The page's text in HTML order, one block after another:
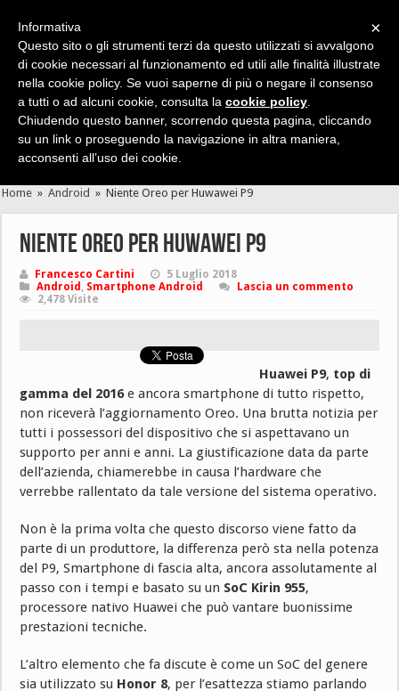
Cerca velocemente news, recensioni, guide, app, giochi ...
Home » Android » Niente Oreo per Huwawei P9
Niente Oreo per Huwawei P9
Francesco Cartini
5 Luglio 2018
Android , Smartphone Android
Lascia un commento
2,478 Visite
Huawei P9, top di
gamma del 2016e ancora smartphone di tutto rispetto,
non riceverà l’aggiornamento Oreo. Una brutta notizia per
tutti i possessori del dispositivo che si aspettavano un
supporto per anni e anni. La giustificazione data da parte
dell’azienda, chiamerebbe in causa l’hardware che
verrebbe rallentato da tale versione del sistema operativo.
Non è la prima volta che questo discorso viene fatto da
parte di un produttore, la differenza però sta nella potenza
del P9, Smartphone di fascia alta, ancora assolutamente al
passo con i tempi e basato su un SoC Kirin 955,
processore nativo Huawei che può vantare buonissime
prestazioni tecniche.
L’altro elemento che fa discute è come un SoC del genere
sia utilizzato su Honor 8, per l’esattezza stiamo parlando
×
Informativa
Questo sito o gli strumenti terzi da questo utilizzati si avvalgono
di cookie necessari al funzionamento ed utili alle finalità illustrate
nella cookie policy. Se vuoi saperne di più o negare il consenso
a tutti o ad alcuni cookie, consulta la cookie policy
Chiudendo questo banner, scorrendo questa pagina, cliccando
su un link o proseguendo la navigazione in altra maniera,
acconsenti all’uso dei cookie.